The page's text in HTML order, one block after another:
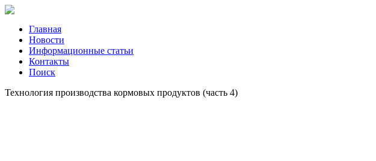
Главная
Новости
Информационные статьи
Контакты
Поиск
Технология производства кормовых продуктов (часть 4)